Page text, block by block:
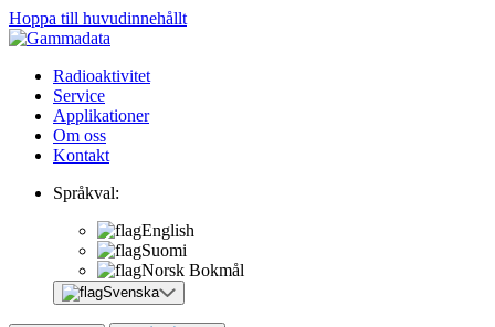
Hoppa till huvudinnehållt
Radioaktivitet
Service
Applikationer
Om oss
Kontakt
Språkval:
English
Suomi
Norsk Bokmål
Svenska